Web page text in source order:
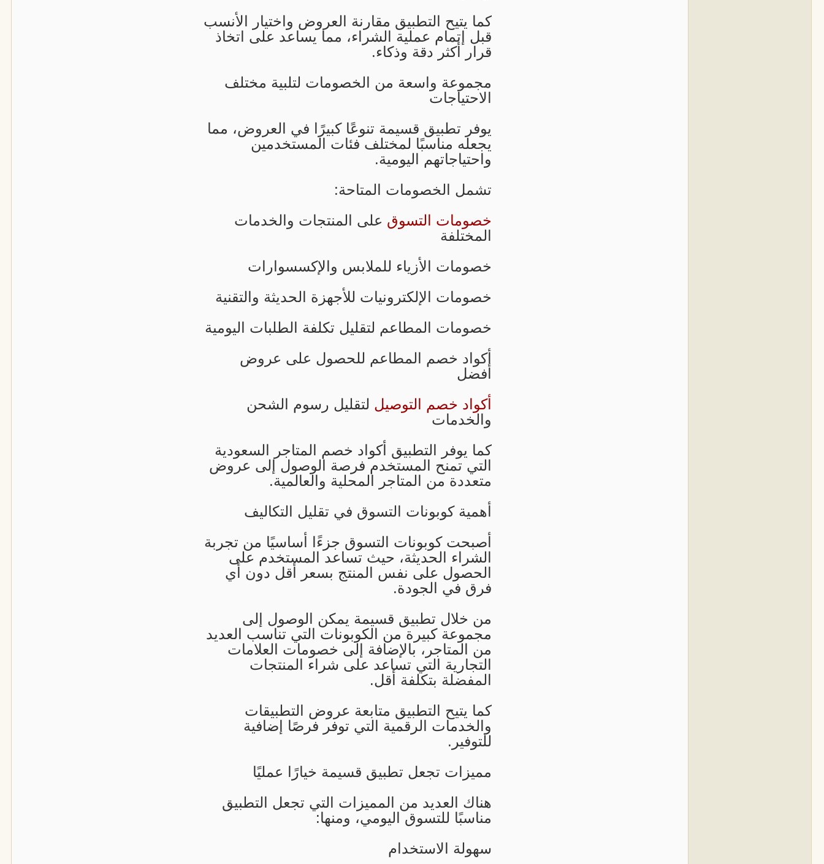
كما يتيح التطبيق مقارنة العروض واختيار الأنسب
قبل إتمام عملية الشراء، مما يساعد على اتخاذ
قرار أكثر دقة وذكاء.
مجموعة واسعة من الخصومات لتلبية مختلف
الاحتياجات
يوفر تطبيق قسيمة تنوعًا كبيرًا في العروض، مما
يجعله مناسبًا لمختلف فئات المستخدمين
واحتياجاتهم اليومية.
تشمل الخصومات المتاحة:
خصومات التسوق على المنتجات والخدمات
المختلفة
خصومات الأزياء للملابس والإكسسوارات
خصومات الإلكترونيات للأجهزة الحديثة والتقنية
خصومات المطاعم لتقليل تكلفة الطلبات اليومية
أكواد خصم المطاعم للحصول على عروض
أفضل
أكواد خصم التوصيل لتقليل رسوم الشحن
والخدمات
كما يوفر التطبيق أكواد خصم المتاجر السعودية
التي تمنح المستخدم فرصة الوصول إلى عروض
متعددة من المتاجر المحلية والعالمية.
أهمية كوبونات التسوق في تقليل التكاليف
أصبحت كوبونات التسوق جزءًا أساسيًا من تجربة
الشراء الحديثة، حيث تساعد المستخدم على
الحصول على نفس المنتج بسعر أقل دون أي
فرق في الجودة.
من خلال تطبيق قسيمة يمكن الوصول إلى
مجموعة كبيرة من الكوبونات التي تناسب العديد
من المتاجر، بالإضافة إلى خصومات العلامات
التجارية التي تساعد على شراء المنتجات
المفضلة بتكلفة أقل.
كما يتيح التطبيق متابعة عروض التطبيقات
والخدمات الرقمية التي توفر فرصًا إضافية
للتوفير.
مميزات تجعل تطبيق قسيمة خيارًا عمليًا
هناك العديد من المميزات التي تجعل التطبيق
مناسبًا للتسوق اليومي، ومنها:
سهولة الاستخدام